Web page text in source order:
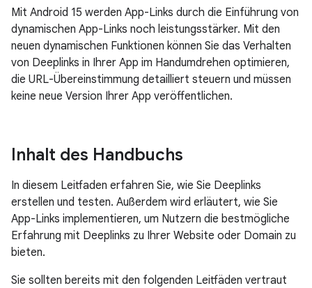
Mit Android 15 werden App-Links durch die Einführung von
dynamischen App-Links noch leistungsstärker. Mit den
neuen dynamischen Funktionen können Sie das Verhalten
von Deeplinks in Ihrer App im Handumdrehen optimieren,
die URL-Übereinstimmung detailliert steuern und müssen
keine neue Version Ihrer App veröffentlichen.
Inhalt des Handbuchs
In diesem Leitfaden erfahren Sie, wie Sie Deeplinks
erstellen und testen. Außerdem wird erläutert, wie Sie
App-Links implementieren, um Nutzern die bestmögliche
Erfahrung mit Deeplinks zu Ihrer Website oder Domain zu
bieten.
Sie sollten bereits mit den folgenden Leitfäden vertraut